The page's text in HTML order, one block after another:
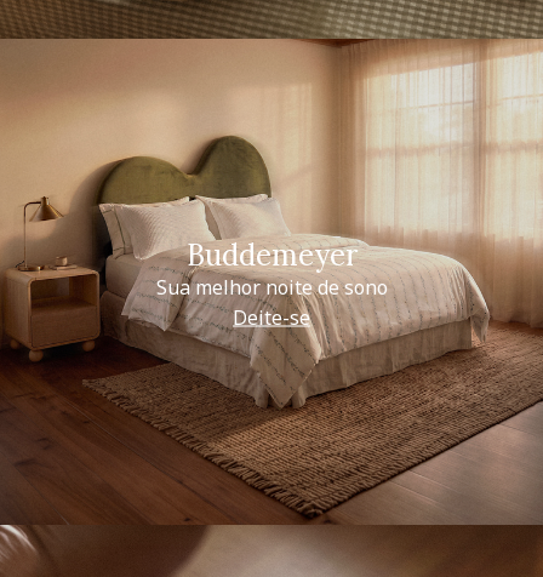
Buddemeyer
Sua melhor noite de sono
Deite-se